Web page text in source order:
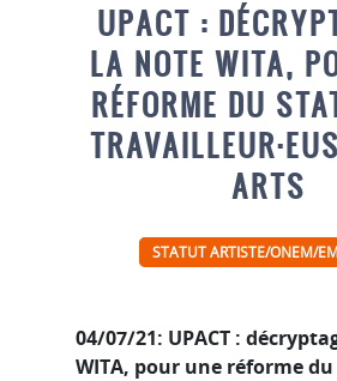
UPACT :
LA NOTE WITA,
RÉFORME DU
ARTS
STATUT ARTISTE/ONEM/
04/07/21: UPACT :
WITA, pour une réforme